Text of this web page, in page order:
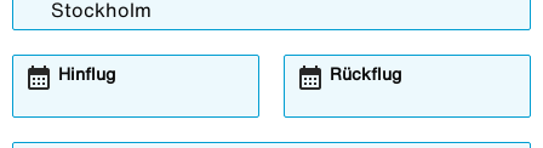
Hinflug
calendar_month Rückflug
calendar_month